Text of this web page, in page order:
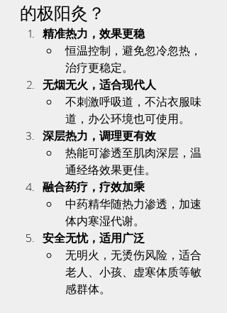
的极阳灸？
精准热力，效果更稳
恒温控制，避免忽冷忽热，
治疗更稳定。
无烟无火，适合现代人
不刺激呼吸道，不沾衣服味
道，办公环境也可使用。
深层热力，调理更有效
热能可渗透至肌肉深层，温
通经络效果更佳。
融合药疗，疗效加乘
中药精华随热力渗透，加速
体内寒湿代谢。
安全无忧，适用广泛
无明火，无烫伤风险，适合
老人、小孩、虚寒体质等敏
感群体。